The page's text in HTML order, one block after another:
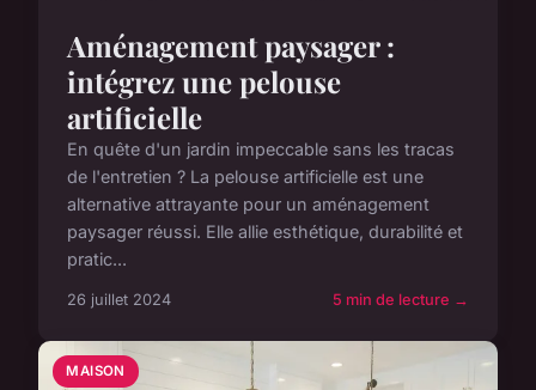
Aménagement paysager :
intégrez une pelouse
artificielle
En quête d'un jardin impeccable sans les tracas
de l'entretien ? La pelouse artificielle est une
alternative attrayante pour un aménagement
paysager réussi. Elle allie esthétique, durabilité et
pratic...
26 juillet 2024 5 min de lecture →
MAISON